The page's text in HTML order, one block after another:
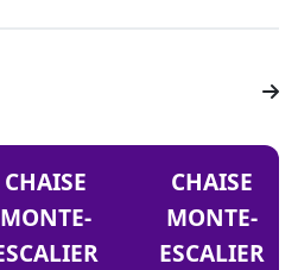
CHAISE
MONTE-
CHAISE
MONTE-
ESCALIER